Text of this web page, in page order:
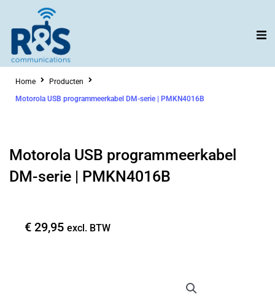
inhoud
Home
Producten
Motorola USB programmeerkabel DM-serie | PMKN4016B
Motorola USB programmeerkabel
DM-serie | PMKN4016B
€ 29,95 excl. BTW